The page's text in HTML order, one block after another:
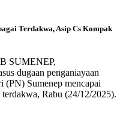
Terdakwa, Asip Cs Kompak
SUMENEP,
dugaan penganiayaan
(PN) Sumenep mencapai
terdakwa, Rabu (24/12/2025).